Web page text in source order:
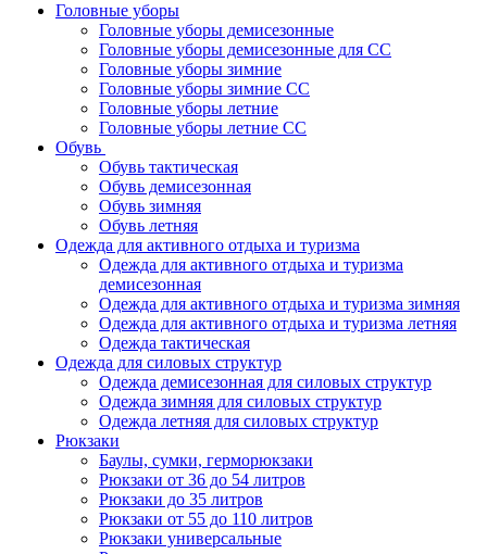
Головные уборы
Головные уборы демисезонные
Головные уборы демисезонные для СС
Головные уборы зимние
Головные уборы зимние СС
Головные уборы летние
Головные уборы летние СС
Обувь
Обувь тактическая
Обувь демисезонная
Обувь зимняя
Обувь летняя
Одежда для активного отдыха и туризма
Одежда для активного отдыха и туризма
демисезонная
Одежда для активного отдыха и туризма зимняя
Одежда для активного отдыха и туризма летняя
Одежда тактическая
Одежда для силовых структур
Одежда демисезонная для силовых структур
Одежда зимняя для силовых структур
Одежда летняя для силовых структур
Рюкзаки
Баулы, сумки, герморюкзаки
Рюкзаки от 36 до 54 литров
Рюкзаки до 35 литров
Рюкзаки от 55 до 110 литров
Рюкзаки универсальные